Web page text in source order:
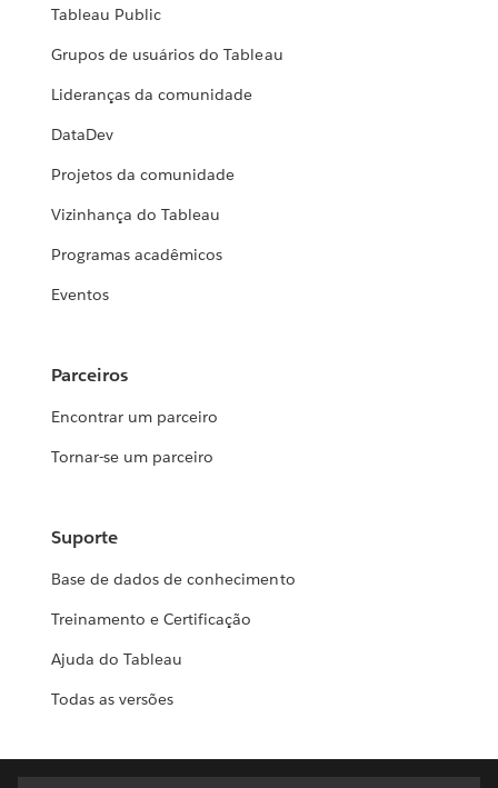
Tableau Public
Grupos de usuários do Tableau
Lideranças da comunidade
DataDev
Projetos da comunidade
Vizinhança do Tableau
Programas acadêmicos
Eventos
Parceiros
Encontrar um parceiro
Tornar-se um parceiro
Suporte
Base de dados de conhecimento
Treinamento e Certificação
Ajuda do Tableau
Todas as versões